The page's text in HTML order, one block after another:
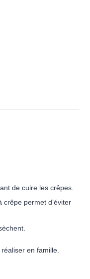
de cuire les crêpes.
crêpe permet d’éviter
en famille.